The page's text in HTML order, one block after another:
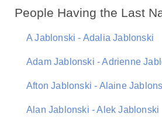
People Having the Last
A Jablonski - Adalia Jablonski
Adam Jablonski - Adrienne
Afton Jablonski - Alaine
Alan Jablonski - Alek Jablonski